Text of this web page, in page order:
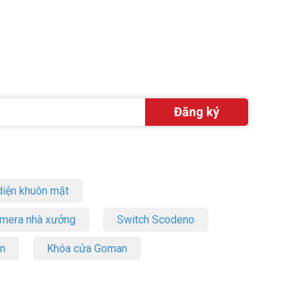
lắp đặt
khuôn mặt
nhà xưởng Switch Scodeno
Khóa cửa Goman